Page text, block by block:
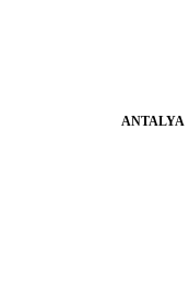
ANTALYA